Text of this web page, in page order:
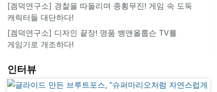
[겜덕연구소] 경찰을 따돌리며 종횡무진! 게임 속 도둑
캐릭터들 대단하다!
[겜덕연구소] 디자인 끝장! 명품 뱅앤올룹슨 TV를
게임기로 개조하다!
인터뷰